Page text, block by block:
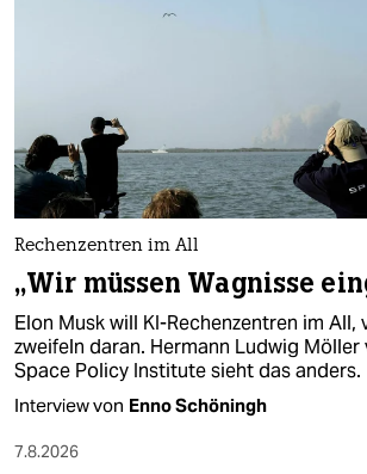
Rechenzentren im All
„Wir müssen Wagnisse
Elon Musk will KI-Rechenzentren im All,
zweifeln daran. Hermann Ludwig Möller
Space Policy Institute sieht das anders.
Interview von Enno Schöningh
7.8.2026